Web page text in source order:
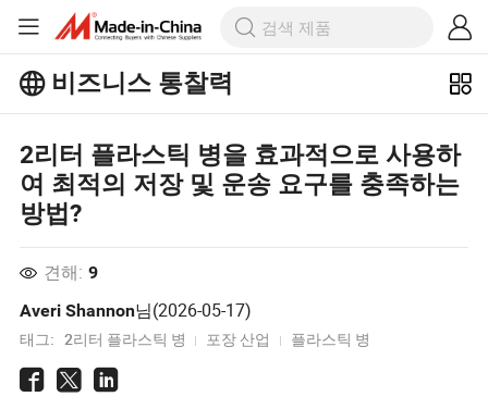
비즈니스 통찰력
사를 살펴보세요!
더 많이보기
2리터 플라스틱 병을 효과적으로 사용하
여 최적의 저장 및 운송 요구를 충족하는
방법?
견해: 9
Averi Shannon님(2026-05-17)
태그: 2리터 플라스틱 병 포장 산업 플라스틱 병